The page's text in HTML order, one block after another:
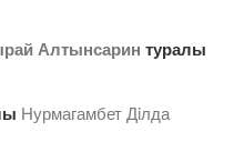
Алтынсарин туралы
Нурмагамбет Дiлда